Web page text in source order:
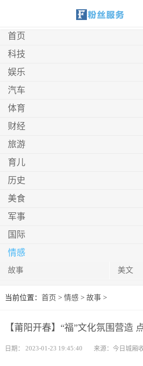
首页
科技
娱乐
汽车
体育
财经
旅游
育儿
历史
美食
军事
国际
情感
故事 美文
当前位置： 首页 > 情感 > 故事 >
【莆阳开春】“福”文化氛围营造
日期： 2023-01-23 19:45:40 来源：今日城厢